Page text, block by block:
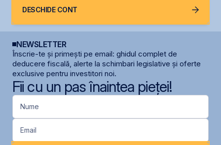
DESCHIDE CONT
NEWSLETTER
Înscrie-te și primești pe email: ghidul complet de
deducere fiscală, alerte la schimbari legislative și oferte
exclusive pentru investitori noi.
Fii cu un pas înaintea pieței!
Nume
Email